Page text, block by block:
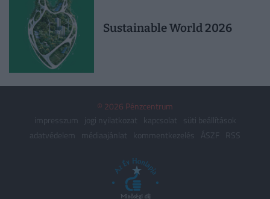
Sustainable World 2026
© 2026 Pénzcentrum
impresszum
jogi nyilatkozat kapcsolat
süti beállítások
adatvédelem
médiaajánlat kommentkezelés ÁSZF RSS